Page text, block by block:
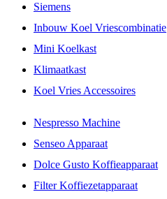
Siemens
Inbouw Koel Vriescombinatie
Mini Koelkast
Klimaatkast
Koel Vries Accessoires
Nespresso Machine
Senseo Apparaat
Dolce Gusto Koffieapparaat
Filter Koffiezetapparaat